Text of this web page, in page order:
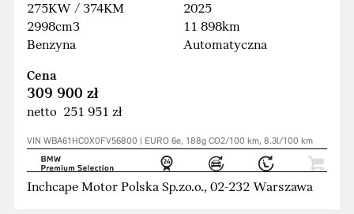
275KW / 374KM
2998cm3
Benzyna
2025
11 898km
Automatyczna
Cena
309 900 zł
netto 251 951 zł
VIN WBA61HC0X0FV56800 | EURO 6e, 188g CO2/100 km, 8.3l/100 km
Inchcape Motor Polska Sp.zo.o., 02-232 Warszawa